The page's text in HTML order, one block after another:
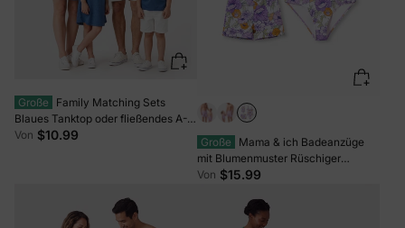
Große
Family Matching Sets
Blaues Tanktop oder fließendes A-
Linien-Tankkleid mit Taschen blau
Von $10.99 Große
Mama & ich Badeanzüge
mit Blumenmuster Rüschiger
Einteiler-Badeanzug & Badeshorts-
Von $15.99